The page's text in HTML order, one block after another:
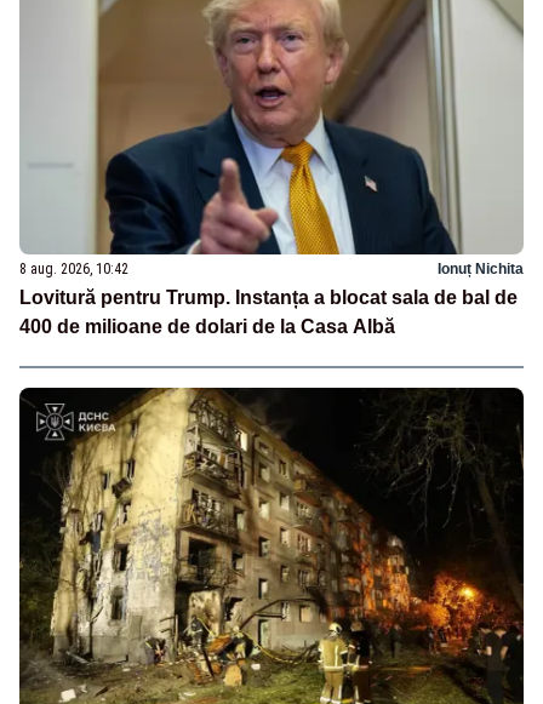
8 aug. 2026, 10:42 Ionuț Nichita
Lovitură pentru Trump. Instanța a blocat sala de bal de
400 de milioane de dolari de la Casa Albă